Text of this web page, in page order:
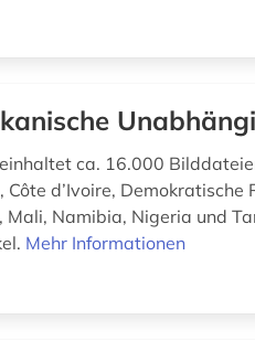
ca. 16.000
Côte d’Ivoire,
Mali, Namibia, Nigeria und
Mehr Informationen